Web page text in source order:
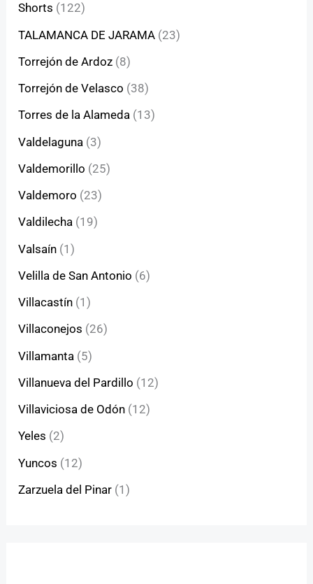
Shorts (122)
TALAMANCA DE JARAMA (23)
Torrejón de Ardoz (8)
Torrejón de Velasco (38)
Torres de la Alameda (13)
Valdelaguna (3)
Valdemorillo (25)
Valdemoro (23)
Valdilecha (19)
Valsaín (1)
Velilla de San Antonio (6)
Villacastín (1)
Villaconejos (26)
Villamanta (5)
Villanueva del Pardillo (12)
Villaviciosa de Odón (12)
Yeles (2)
Yuncos (12)
Zarzuela del Pinar (1)